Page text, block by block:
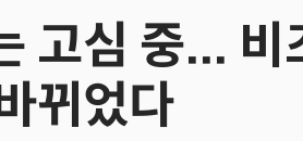
크리스의 뉴욕 시그널
더밀크 아카데미
더웨이브/트렌드쇼
고심 중... 비
뀌었다